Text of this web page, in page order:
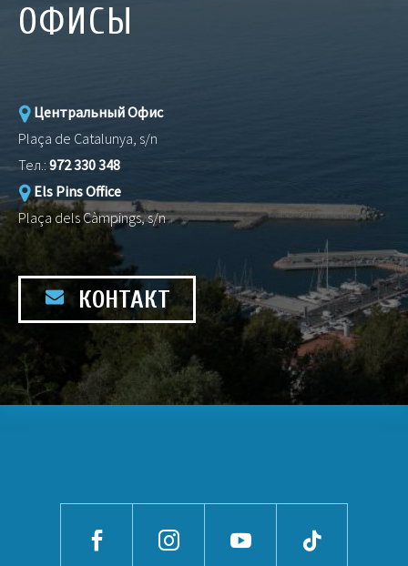
ОФИСЫ
Центральный Офис
Plaça de Catalunya, s/n
Тел.:972 330 348
Els Pins Office
Plaça dels Càmpings, s/n
КОНТАКТ